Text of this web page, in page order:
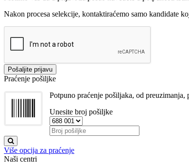
Nakon procesa selekcije, kontaktiraćemo samo kandidate
Pošaljite prijavu
Praćenje pošiljke
Potpuno praćenje pošiljaka, od preuzimanja,
Unesite broj pošiljke
Više opcija za praćenje
Naši centri